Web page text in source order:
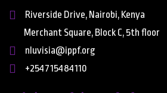
Riverside Drive, Nairobi, Kenya
Merchant Square, Block C, 5th floor
nluvisia@ippf.org
+254715484110